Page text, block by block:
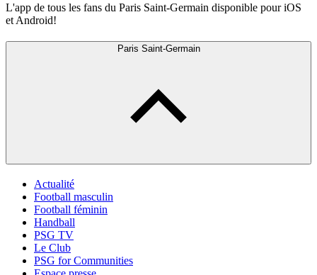
L'app de tous les fans du Paris Saint-Germain disponible pour iOS
et Android!
Paris Saint-Germain
Actualité
Football masculin
Football féminin
Handball
PSG TV
Le Club
PSG for Communities